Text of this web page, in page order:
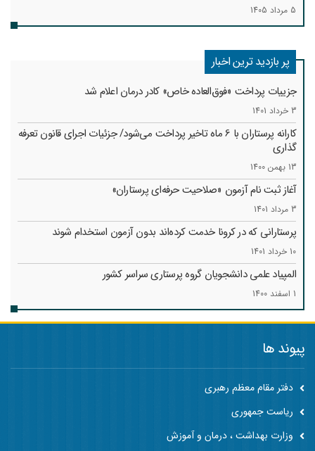
5 مرداد 1405
پر بازدید ترین اخبار
جزییات پرداخت «فوق‌العاده خاص» کادر درمان اعلام شد
3 خرداد 1401
کارانه‌ پرستاران با 6 ماه تاخیر پرداخت می‌شود/ جزئیات اجرای قانون تعرفه
گذاری
13 بهمن 1400
آغاز ثبت نام آزمون «صلاحیت حرفه‌ای پرستاران»
3 مرداد 1401
پرستارانی که در کرونا خدمت کرد‌ه‌اند بدون آزمون استخدام شوند
10 خرداد 1401
المپیاد علمی دانشجویان گروه پرستاری سراسر کشور
1 اسفند 1400
پیوند ها
دفتر مقام معظم رهبری
ریاست جمهوری
وزارت بهداشت ، درمان و آموزش